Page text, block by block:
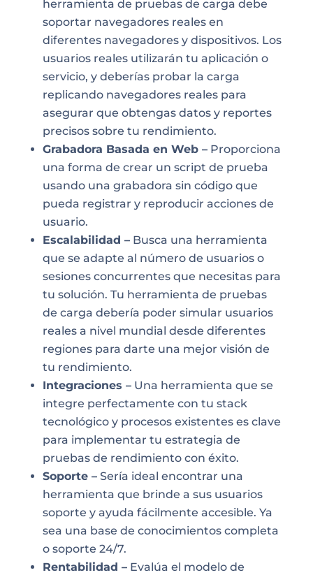
herramienta de pruebas de carga debe
soportar navegadores reales en
diferentes navegadores y dispositivos. Los
usuarios reales utilizarán tu aplicación o
servicio, y deberías probar la carga
replicando navegadores reales para
asegurar que obtengas datos y reportes
precisos sobre tu rendimiento.
Grabadora Basada en Web –Proporciona
una forma de crear un script de prueba
usando una grabadora sin código que
pueda registrar y reproducir acciones de
usuario.
Escalabilidad –Busca una herramienta
que se adapte al número de usuarios o
sesiones concurrentes que necesitas para
tu solución. Tu herramienta de pruebas
de carga debería poder simular usuarios
reales a nivel mundial desde diferentes
regiones para darte una mejor visión de
tu rendimiento.
Integraciones –Una herramienta que se
integre perfectamente con tu stack
tecnológico y procesos existentes es clave
para implementar tu estrategia de
pruebas de rendimiento con éxito.
Soporte –Sería ideal encontrar una
herramienta que brinde a sus usuarios
soporte y ayuda fácilmente accesible. Ya
sea una base de conocimientos completa
o soporte 24/7.
Rentabilidad –Evalúa el modelo de